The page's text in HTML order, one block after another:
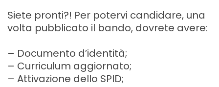
Siete pronti?! Per potervi candidare, una
volta pubblicato il bando, dovrete avere:
– Documento d’identità;
– Curriculum aggiornato;
– Attivazione dello SPID;